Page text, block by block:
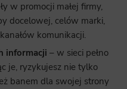
w promocji małej firmy,
docelowej, celów marki,
komunikacji.
informacji – w sieci pełno
je, ryzykujesz nie tylko
banem dla swojej strony